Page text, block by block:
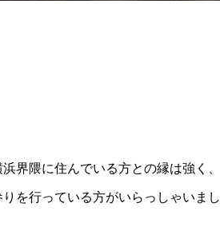
界隈に住んでいる方との縁は強く、
を行っている方がいらっしゃいまし